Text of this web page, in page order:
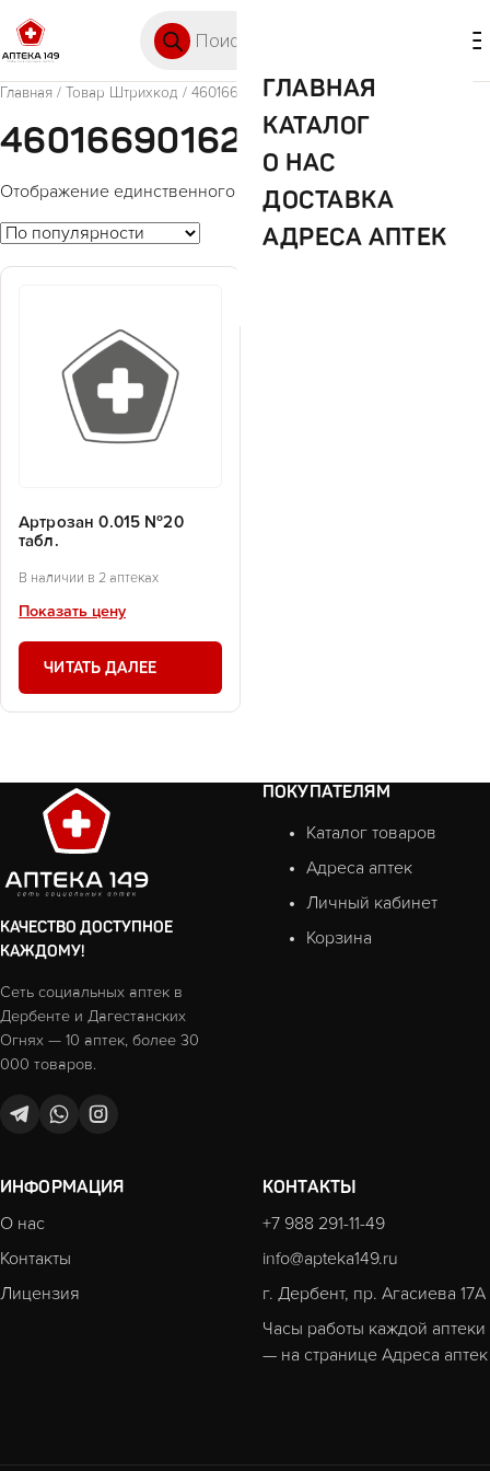
ГЛАВНАЯ
КАТАЛОГ
О НАС
ДОСТАВКА
АДРЕСА АПТЕК
Главная / Товар Штрихкод / 4601669016232
4601669016232
Отображение единственного товара
Артрозан 0.015 №20
табл.
В наличии в 2 аптеках
Показать цену
ЧИТАТЬ ДАЛЕЕ
КАЧЕСТВО ДОСТУПНОЕ
КАЖДОМУ!
Сеть социальных аптек в
Дербенте и Дагестанских
Огнях — 10 аптек, более 30
000 товаров.
ПОКУПАТЕЛЯМ
Каталог товаров
Адреса аптек
Личный кабинет
Корзина
ИНФОРМАЦИЯ
О нас
Контакты
Лицензия
КОНТАКТЫ
+7 988 291-11-49
info@apteka149.ru
г. Дербент, пр. Агасиева 17А
Часы работы каждой аптеки
— на странице Адреса аптек